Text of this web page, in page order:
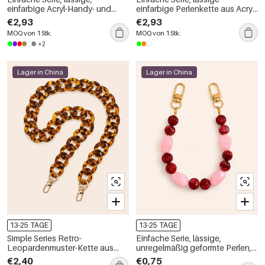
einfarbige Acryl-Handy- und
Taschenkette mit Farbverlauf
€2,93
MOQ von 1 Stk.
+2
einfarbige Perlenkette aus Acryl
mit Farbverlauf für Handy und
Tasche
€2,93
MOQ von 1 Stk.
Lager in China
13-25 TAGE
Simple Series Retro-
Leopardenmuster-Kette aus
Acryl für Handy und Tasche
€2,40
Lager in China
13-25 TAGE
Einfache Serie, lässige,
unregelmäßig geformte Perlen,
gemischte Farben, Farbverlauf,
€0,75